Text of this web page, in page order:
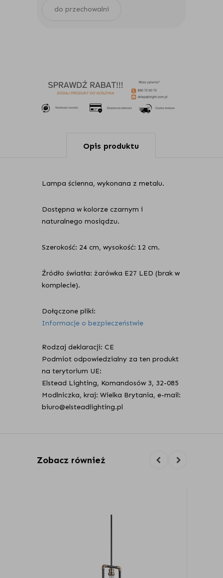
do przechowalni
Opis produktu
Lampa ścienna, wykonana z metalu.
Dostępna w kolorze czarnym i
naturalnego mosiądzu.
Szerokość: 24 cm, wysokość: 12 cm.
Źródło światła: żarówka E27 LED (brak w
komplecie).
Dołączone pliki:
Informacje o bezpieczeństwie
Rodzaj deklaracji: CE
Podmiot odpowiedzialny za ten produkt
na terytorium UE:
Elstead Lighting, Komandosów 3, 32-085
Modlniczka, kraj: Wielka Brytania, e-mail:
biuro@elsteadlighting.pl
Zobacz również